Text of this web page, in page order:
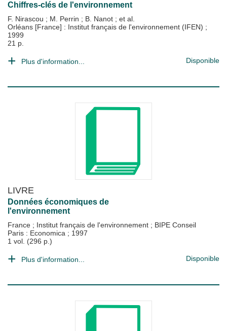
Chiffres-clés de l'environnement
F. Nirascou ; M. Perrin ; B. Nanot ; et al.
Orléans [France] : Institut français de l'environnement (IFEN) ;
1999
21 p.
Plus d'information... Disponible
LIVRE
Données économiques de
l'environnement
France ; Institut français de l'environnement ; BIPE Conseil
Paris : Economica ; 1997
1 vol. (296 p.)
Plus d'information... Disponible